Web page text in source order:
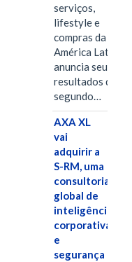
serviços,
lifestyle e
compras da
América Latina
anuncia seus
resultados do
segundo…
AXA XL
vai
adquirir a
S-RM, uma
consultoria
global de
inteligência
corporativa
e
segurança